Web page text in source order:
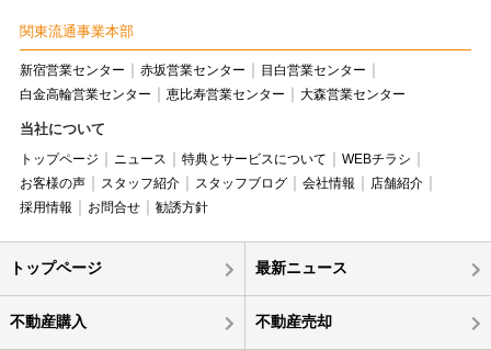
関東流通事業本部
新宿営業センター 赤坂営業センター
目白営業センター
白金高輪営業センター
恵比寿営業センター 大森営業センター
当社について
トップページ ニュース 特典とサービスについて
WEBチラシ
お客様の声
スタッフ紹介 スタッフブログ 会社情報
店舗紹介
採用情報
お問合せ 勧誘方針
トップページ 最新ニュース
不動産購入 不動産売却